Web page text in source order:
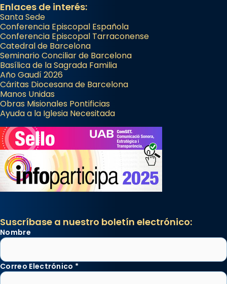
Enlaces de interés:
Santa Sede
Conferencia Episcopal Española
Conferencia Episcopal Tarraconense
Catedral de Barcelona
Seminario Conciliar de Barcelona
Basílica de la Sagrada Familia
Año Gaudí 2026
Cáritas Diocesana de Barcelona
Manos Unidas
Obras Misionales Pontificias
Ayuda a la Iglesia Necesitada
Suscríbase a nuestro boletín electrónico:
Nombre
Correo Electrónico *